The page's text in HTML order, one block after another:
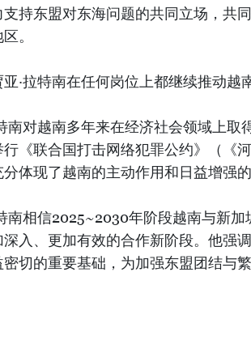
支持东盟对东海问题的共同立场，共
。
·拉特南在任何岗位上都继续推动越
南对越南多年来在经济社会领域上取
《联合国打击网络犯罪公约》（《
体现了越南的主动作用和日益增强的
南相信2025~2030年阶段越南与新
入、更加有效的合作新阶段。他强
切的重要基础，为加强东盟团结与